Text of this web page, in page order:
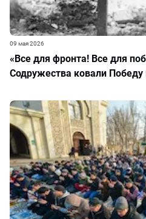
«Все для фронта! Все для
Содружества ковали Победу
09 мая 2026